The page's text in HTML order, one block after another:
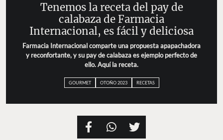
Tenemos la receta del pay de
calabaza de Farmacia
Internacional, es fácil y deliciosa
Farmacia Internacional comparte una propuesta apapachadora
y reconfortante, y su pay de calabaza es ejemplo perfecto de
ello. Aquí la receta.
GOURMET OTOÑO 2023 RECETAS